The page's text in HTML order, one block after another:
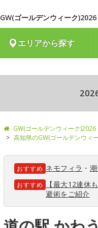
GW(ゴールデンウィーク)2026
エリアから探す
GW(ゴールデンウィーク)2026
高知県のGW(ゴールデンウィ
おすすめ ネモフィラ ・
おすすめ
【最大12連休
避術をご紹介